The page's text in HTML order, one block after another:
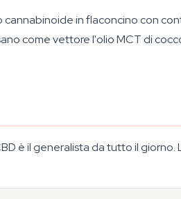
cannabinoide in flaconcino con
come vettore l'olio MCT di
è il generalista da tutto il giorno.